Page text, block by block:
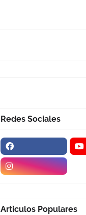
Redes Sociales
Articulos Populares